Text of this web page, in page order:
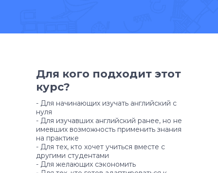
Для кого подходит этот
курс?
- Для начинающих изучать английский с
нуля
- Для изучавших английский ранее, но не
имевших возможность применить знания
на практике
- Для тех, кто хочет учиться вместе с
другими студентами
- Для желающих сэкономить